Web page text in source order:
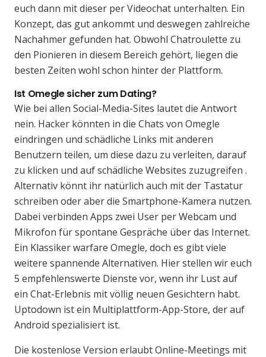
euch dann mit dieser per Videochat unterhalten. Ein
Konzept, das gut ankommt und deswegen zahlreiche
Nachahmer gefunden hat. Obwohl Chatroulette zu
den Pionieren in diesem Bereich gehört, liegen die
besten Zeiten wohl schon hinter der Plattform.
Ist Omegle sicher zum Dating?
Wie bei allen Social-Media-Sites lautet die Antwort
nein. Hacker könnten in die Chats von Omegle
eindringen und schädliche Links mit anderen
Benutzern teilen, um diese dazu zu verleiten, darauf
zu klicken und auf schädliche Websites zuzugreifen .
Alternativ könnt ihr natürlich auch mit der Tastatur
schreiben oder aber die Smartphone-Kamera nutzen.
Dabei verbinden Apps zwei User per Webcam und
Mikrofon für spontane Gespräche über das Internet.
Ein Klassiker warfare Omegle, doch es gibt viele
weitere spannende Alternativen. Hier stellen wir euch
5 empfehlenswerte Dienste vor, wenn ihr Lust auf
ein Chat-Erlebnis mit völlig neuen Gesichtern habt.
Uptodown ist ein Multiplattform-App-Store, der auf
Android spezialisiert ist.
Die kostenlose Version erlaubt Online-Meetings mit